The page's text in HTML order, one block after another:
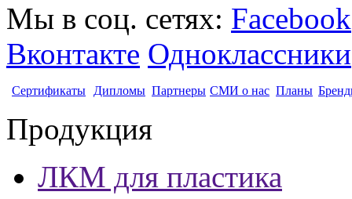
Мы в соц. сетях: Facebook
Вконтакте Одноклассники
Сертификаты Дипломы Партнеры СМИ о нас Планы
Продукция
ЛКМ для пластика